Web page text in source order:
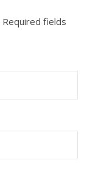
Required fields